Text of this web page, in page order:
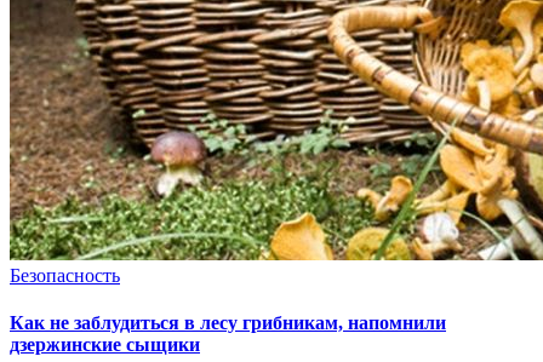
Безопасность
Как не заблудиться в лесу грибникам, напомнили
дзержинские сыщики